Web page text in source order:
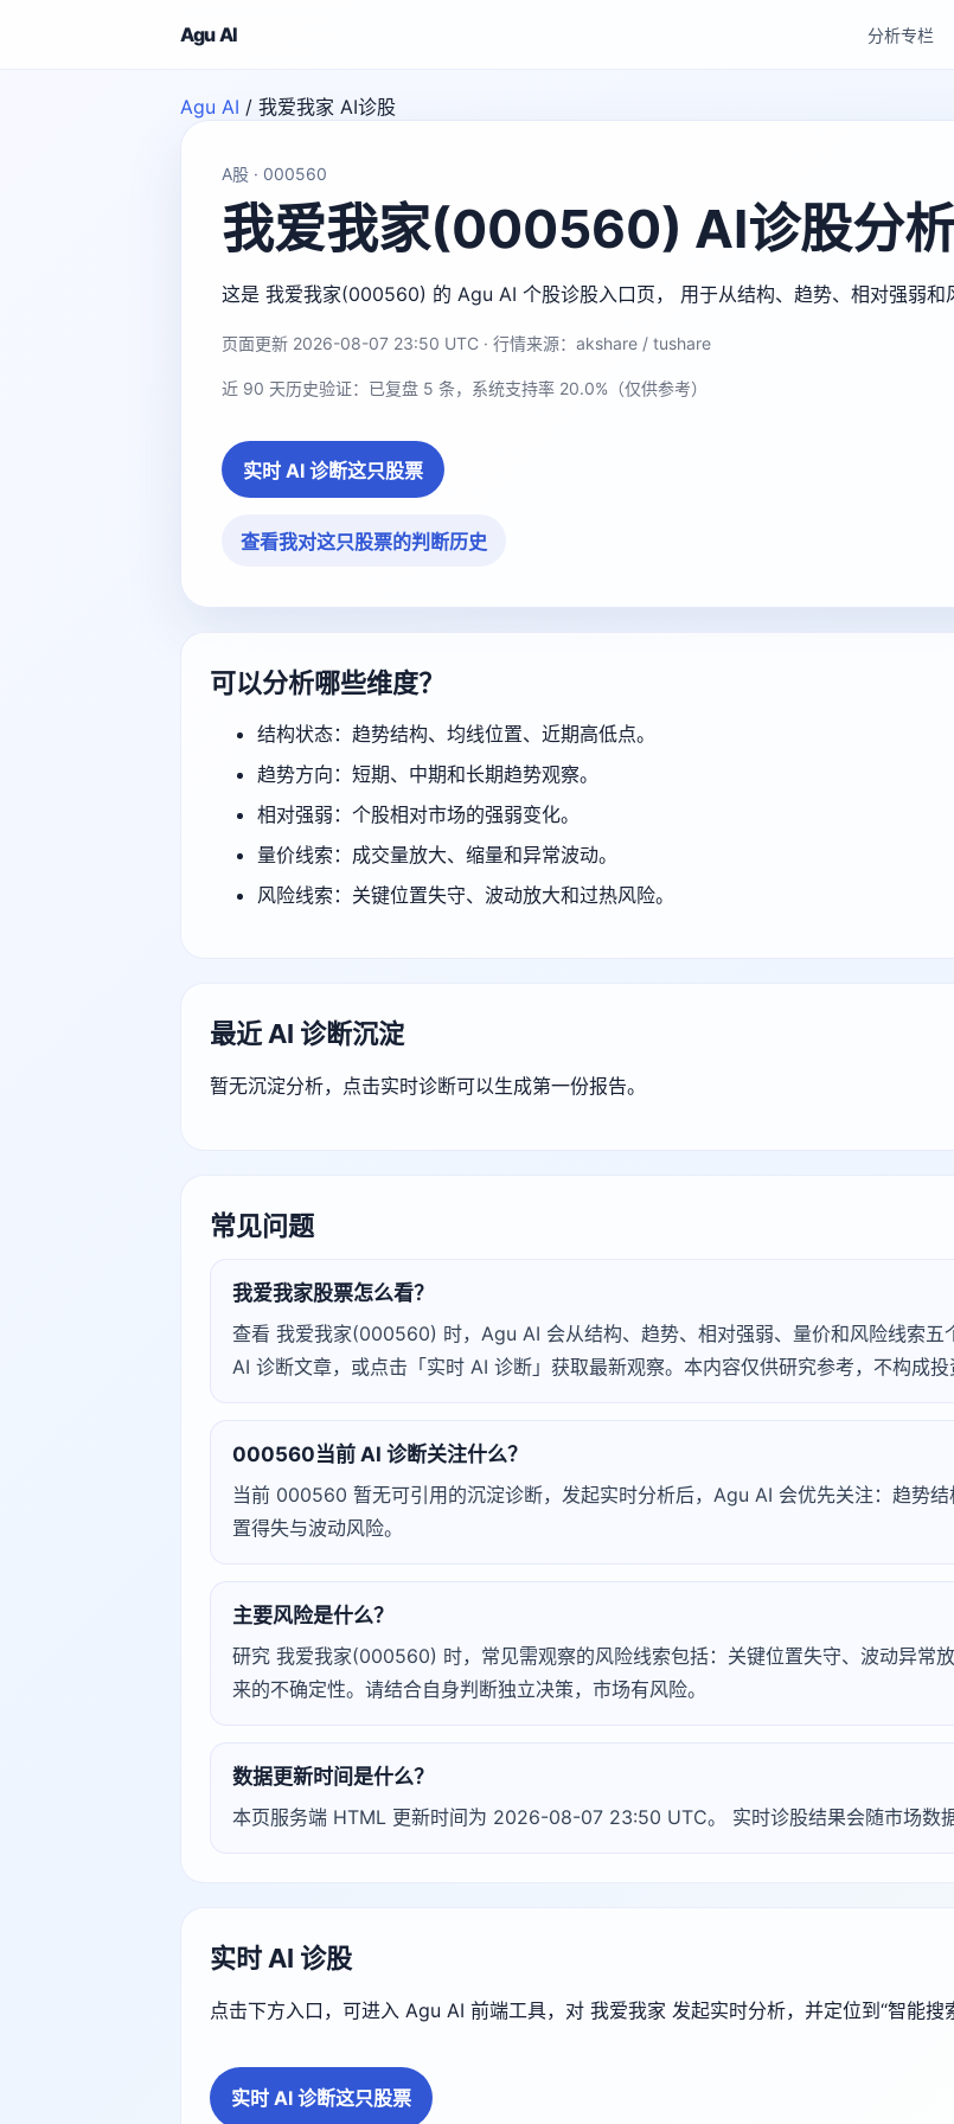
Agu AI 分析专栏
Agu AI / 我爱我家 AI诊股
A股 · 000560
我爱我家(000560) AI诊股分
这是 我爱我家(000560) 的 Agu AI 个股诊股入口页， 用于从结构、趋势、相对强弱和
页面更新 2026-08-07 23:50 UTC · 行情来源：akshare / tushare
近 90 天历史验证：已复盘 5 条，系统支持率 20.0%（仅供参考）
实时 AI 诊断这只股票
查看我对这只股票的判断历史
可以分析哪些维度？
结构状态：趋势结构、均线位置、近期高低点。
趋势方向：短期、中期和长期趋势观察。
相对强弱：个股相对市场的强弱变化。
量价线索：成交量放大、缩量和异常波动。
风险线索：关键位置失守、波动放大和过热风险。
最近 AI 诊断沉淀
暂无沉淀分析，点击实时诊断可以生成第一份报告。
常见问题
我爱我家股票怎么看？
查看 我爱我家(000560) 时，Agu AI 会从结构、趋势、相对强弱、量价和风险线索五
AI 诊断文章，或点击「实时 AI 诊断」获取最新观察。本内容仅供研究参考，不构成投
000560当前 AI 诊断关注什么？
当前 000560 暂无可引用的沉淀诊断，发起实时分析后，Agu AI 会优先关注：趋势
置得失与波动风险。
主要风险是什么？
研究 我爱我家(000560) 时，常见需观察的风险线索包括：关键位置失守、波动异常
来的不确定性。请结合自身判断独立决策，市场有风险。
数据更新时间是什么？
本页服务端 HTML 更新时间为 2026-08-07 23:50 UTC。 实时诊股结果会随市场数据
实时 AI 诊股
点击下方入口，可进入 Agu AI 前端工具，对 我爱我家 发起实时分析，并定位到“智能搜
实时 AI 诊断这只股票